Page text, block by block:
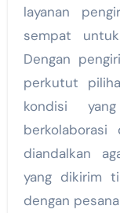
layanan
sempat
Dengan
perkutut
kondisi
berkolaborasi
diandalkan
yang dikirim
dengan